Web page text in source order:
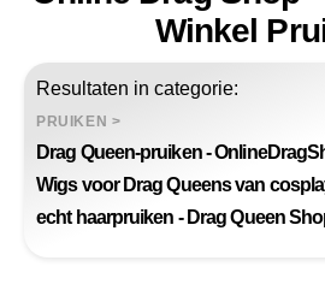
Winkel
Resultaten in categorie:
PRUIKEN >
Drag Queen-pruiken -
Wigs voor Drag Queens van
echt haarpruiken - Drag Queen